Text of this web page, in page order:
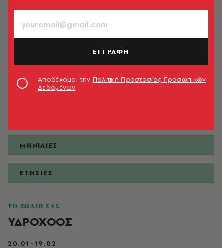
ΠΡΟΒΛΕΨΕΙΣ
ΗΜΕΡΗΣΙΕΣ
ΜΗΝΙΑΙΕΣ
ΕΤΗΣΙΕΣ
ΤΟ ΖΩΔΙΟ ΣΑΣ
ΥΔΡΟΧΟΟΣ
20.01-19.02
ΕΓΓΡΑΦΗ
Αποδέχομαι την Πολιτική Προστασίας Προσωπικών
Δεδομένων